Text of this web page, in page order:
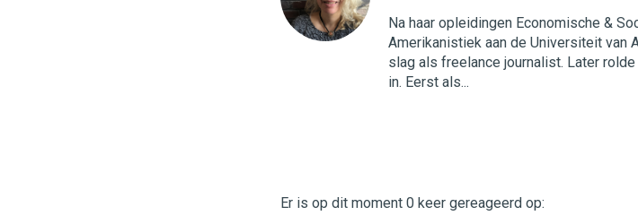
Na haar opleidingen Economische &
Amerikanistiek aan de Universiteit van
slag als freelance journalist. Later
in. Eerst als...
Digital
Commercehttps://twinklemagazine.nl
Er is op dit moment 0 keer gereageerd op: